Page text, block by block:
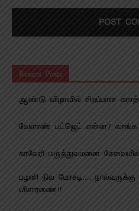
Recent Posts
ஆண்டு விழாவில் சிறப்பான
வேளாண் பட்ஜெட் என்ன? வாங்க
காவேரி மருத்துவமனை சேவையில்
பழனி நில மோசடி….
விசாரணை!!